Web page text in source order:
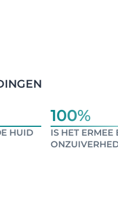
HUID
100%
IS HET ERMEE